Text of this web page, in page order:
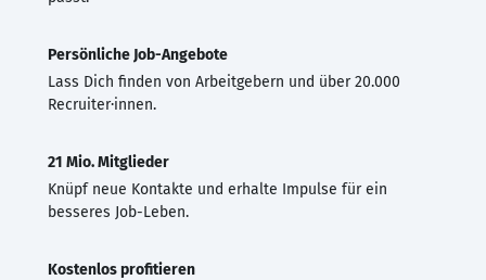
Persönliche Job-Angebote
Lass Dich finden von Arbeitgebern und über 20.000
Recruiter·innen.
21 Mio. Mitglieder
Knüpf neue Kontakte und erhalte Impulse für ein
besseres Job-Leben.
Kostenlos profitieren